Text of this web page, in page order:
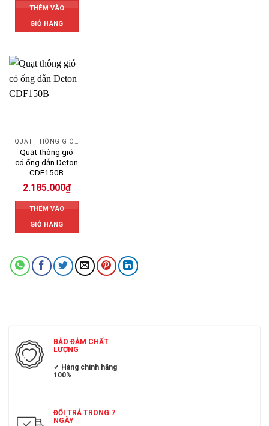
THÊM VÀO
GIỎ HÀNG
Quạt thông gió
có ống dẫn Deton
CDF150B
2.185.000₫
THÊM VÀO
GIỎ HÀNG
BẢO ĐẢM CHẤT
LƯỢNG
✓ Hàng chính hãng
100%
ĐỔI TRẢ TRONG 7
NGÀY